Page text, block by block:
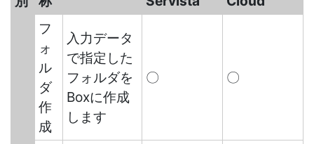
フ
ォ
ル
ダ
作
成
入力データ
で指定した
フォルダを
Boxに作成
します
〇 〇